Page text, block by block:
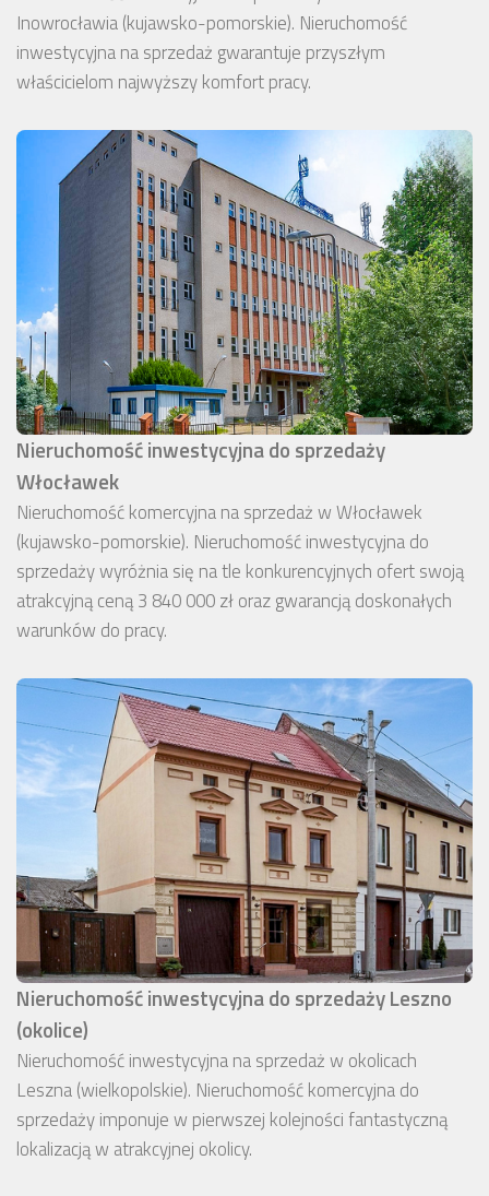
Inowrocławia (kujawsko-pomorskie). Nieruchomość
inwestycyjna na sprzedaż gwarantuje przyszłym
właścicielom najwyższy komfort pracy.
Nieruchomość inwestycyjna do sprzedaży
Włocławek
Nieruchomość komercyjna na sprzedaż w Włocławek
(kujawsko-pomorskie). Nieruchomość inwestycyjna do
sprzedaży wyróżnia się na tle konkurencyjnych ofert swoją
atrakcyjną ceną 3 840 000 zł oraz gwarancją doskonałych
warunków do pracy.
Nieruchomość inwestycyjna do sprzedaży Leszno
(okolice)
Nieruchomość inwestycyjna na sprzedaż w okolicach
Leszna (wielkopolskie). Nieruchomość komercyjna do
sprzedaży imponuje w pierwszej kolejności fantastyczną
lokalizacją w atrakcyjnej okolicy.